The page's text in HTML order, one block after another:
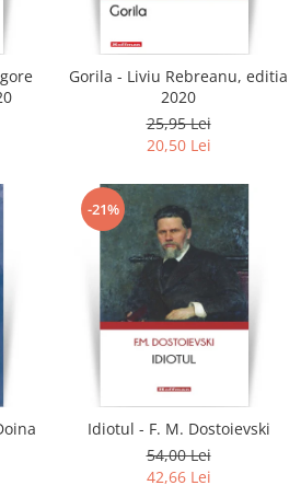
Gorila - Liviu Rebreanu, editia
2020
25,95 Lei
20,50 Lei
-21%
Idiotul - F. M. Dostoievski
54,00 Lei
42,66 Lei